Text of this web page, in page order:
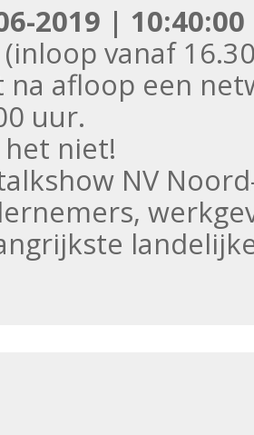
2019 | 10:40:00
vanaf
na afloop een
uur.
het niet!
NV